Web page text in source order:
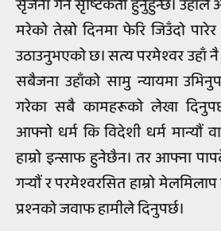
सृजना गर्ने सृष्टिकर्ता हुनुहुन्छ।
मरेको तेस्रो दिनमा फेरि जिउँदो
उठाउनुभएको छ। सत्य परमेश्‍वर उहाँ
सबैजना उहाँको सामु न्यायमा
गरेका सबै कामहरूको लेखा
आफ्नो धर्म कि विदेशी धर्म मान्यौं
हाम्रो इन्साफ हुनेछैन। तर आफ्ना
गर्‍यौं र परमेश्‍वरसित हाम्रो
प्रश्‍नको जवाफ हामीले दिनुपर्छ।